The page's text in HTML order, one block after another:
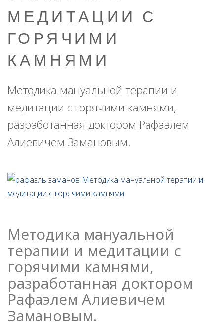
МЕДИТАЦИИ С
ГОРЯЧИМИ
КАМНЯМИ
Методика мануальной терапии и
медитации с горячими камнями,
разработанная доктором Рафаэлем
Алиевичем Замановым.
Методика мануальной
терапии и медитации с
горячими камнями,
разработанная доктором
Рафаэлем Алиевичем
Замановым.